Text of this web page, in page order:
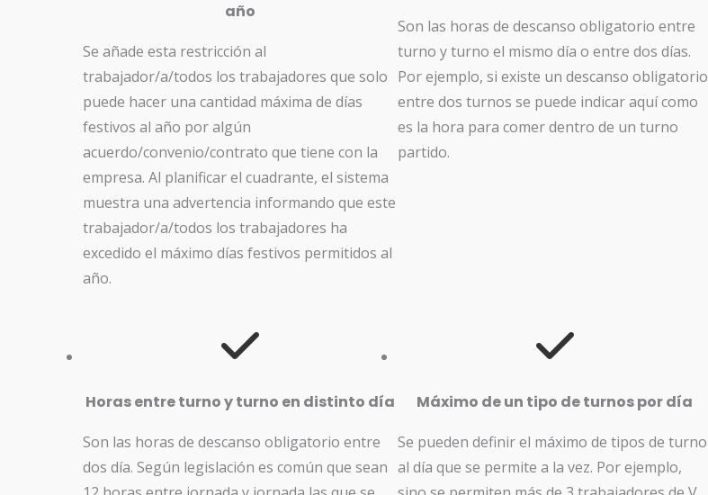
año
Se añade esta restricción al
trabajador/a/todos los trabajadores que solo
puede hacer una cantidad máxima de días
festivos al año por algún
acuerdo/convenio/contrato que tiene con la
empresa. Al planificar el cuadrante, el sistema
muestra una advertencia informando que este
trabajador/a/todos los trabajadores ha
excedido el máximo días festivos permitidos al
año.
Son las horas de descanso obligatorio entre
turno y turno el mismo día o entre dos días.
Por ejemplo, si existe un descanso obligatorio
entre dos turnos se puede indicar aquí como
es la hora para comer dentro de un turno
partido.
Horas entre turno y turno en distinto día
Son las horas de descanso obligatorio entre
dos día. Según legislación es común que sean
Máximo de un tipo de turnos por día
Se pueden definir el máximo de tipos de turno
al día que se permite a la vez. Por ejemplo,